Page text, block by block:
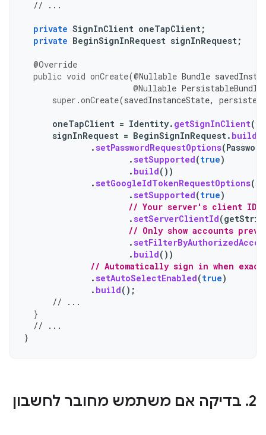
// ...
private SignInClient oneTapClient;
private BeginSignInRequest signInRequest;
@Override
public void onCreate(@Nullable Bundle
@Nullable PersistableBundle
super .onCreate(savedInstanceState,
oneTapClient = Identity. getSignInClient(
signInRequest = BeginSignInRequest.
.setPasswordRequestOptions(
.setSupported(true)
. build())
.setGoogleIdTokenRequestOptions(
.setSupported(true)
// Your server's client ID,
.setServerClientId(
// Only show accounts
.
. build())
// Automatically sign in when
.setAutoSelectEnabled(true)
. build();
// ...
}
// ...
}
2
. בדיקה אם משתמש מחובר לחשבון